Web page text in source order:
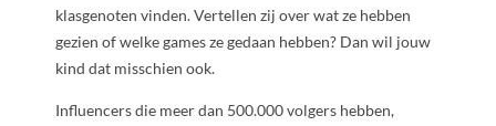
klasgenoten vinden. Vertellen zij over wat ze hebben
gezien of welke games ze gedaan hebben? Dan wil jouw
kind dat misschien ook.
Influencers die meer dan 500.000 volgers hebben,